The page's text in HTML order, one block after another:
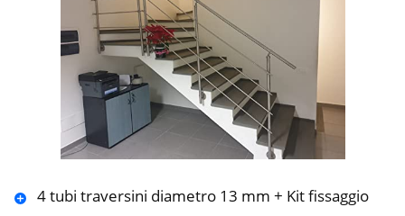
4 tubi traversini diametro 13 mm + Kit fissaggio